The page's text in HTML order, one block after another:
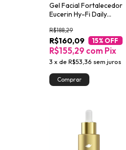
Gel Facial Fortalecedor
Eucerin Hy-Fi Daily
R$160,09
R$188,29
15% OFF
3 xdeR$53,36 sem juros
R$155,29 com Pix